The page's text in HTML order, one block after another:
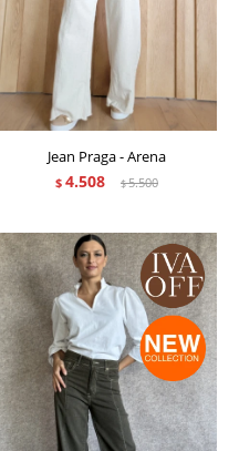
Jean Praga - Arena
$ 4.508 $5.500